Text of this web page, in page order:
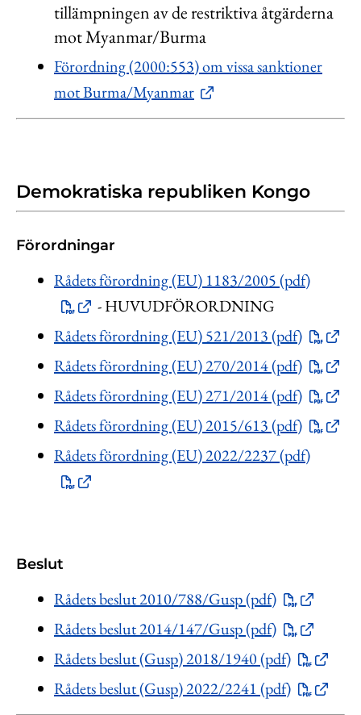
tillämpningen av de restriktiva åtgärderna
mot Myanmar/Burma
Förordning (2000:553) om vissa sanktioner
mot Burma/Myanmar
Demokratiska republiken Kongo
Förordningar
Rådets förordning (EU) 1183/2005 (pdf)
- HUVUDFÖRORDNING
Rådets förordning (EU) 521/2013 (pdf)
Rådets förordning (EU) 270/2014 (pdf)
Rådets förordning (EU) 271/2014 (pdf)
Rådets förordning (EU) 2015/613 (pdf)
Rådets förordning (EU) 2022/2237 (pdf)
Beslut
Rådets beslut 2010/788/Gusp (pdf)
Rådets beslut 2014/147/Gusp (pdf)
Rådets beslut (Gusp) 2018/1940 (pdf)
Rådets beslut (Gusp) 2022/2241 (pdf)